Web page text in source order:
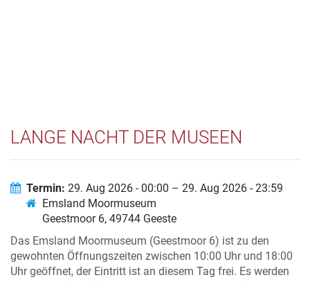
LANGE NACHT DER MUSEEN
Termin: 29. Aug 2026 - 00:00 – 29. Aug 2026 - 23:59
Emsland Moormuseum
Geestmoor 6, 49744 Geeste
Das Emsland Moormuseum (Geestmoor 6) ist zu den
gewohnten Öffnungszeiten zwischen 10:00 Uhr und 18:00
Uhr geöffnet, der Eintritt ist an diesem Tag frei. Es werden